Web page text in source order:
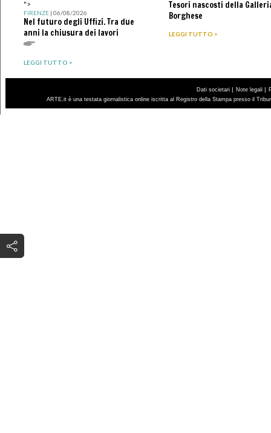
">
FIRENZE| 06/08/2026
Nel futuro degli Uffizi. Tra due
anni la chiusura dei lavori
LEGGI TUTTO >
Tesori nascosti della
Borghese
LEGGI TUTTO >
Dati societari | Note legali |
ARTE.it è una testata giornalistica online iscritta al Registro della Stampa presso il